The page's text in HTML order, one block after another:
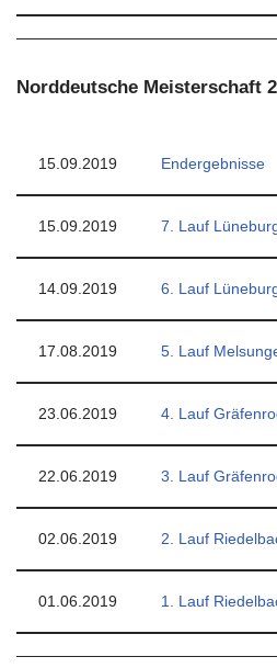
Norddeutsche Meisterschaft
15.09.2019 Endergebnisse
15.09.2019 7. Lauf
14.09.2019 6. Lauf
17.08.2019 5. Lauf
23.06.2019 4. Lauf
22.06.2019 3. Lauf
02.06.2019 2. Lauf
01.06.2019 1. Lauf